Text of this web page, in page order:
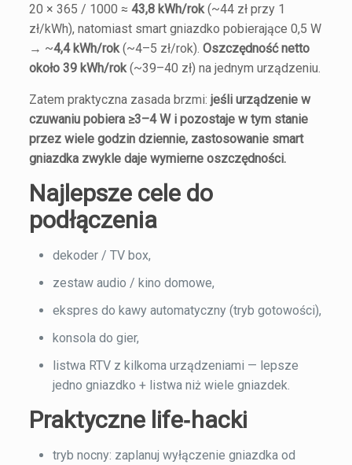
20 × 365 / 1000 ≈ 43,8 kWh/rok(~44 zł przy 1
zł/kWh), natomiast smart gniazdko pobierające 0,5 W
→ ~4,4 kWh/rok(~4–5 zł/rok). Oszczędność netto
około 39 kWh/rok(~39–40 zł) na jednym urządzeniu.
Zatem praktyczna zasada brzmi: jeśli urządzenie w
czuwaniu pobiera ≥3–4 W i pozostaje w tym stanie
przez wiele godzin dziennie, zastosowanie smart
gniazdka zwykle daje wymierne oszczędności.
Najlepsze cele do
podłączenia
dekoder / TV box,
zestaw audio / kino domowe,
ekspres do kawy automatyczny (tryb gotowości),
konsola do gier,
listwa RTV z kilkoma urządzeniami — lepsze
jedno gniazdko + listwa niż wiele gniazdek.
Praktyczne life‑hacki
tryb nocny: zaplanuj wyłączenie gniazdka od